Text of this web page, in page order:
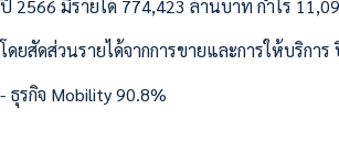
ปี 2566 มีรายได้ 774,423 ล้านบาท กำไร
โดยสัดส่วนรายได้จากการขายและการให้บริการ
- ธุรกิจ Mobility 90.8%